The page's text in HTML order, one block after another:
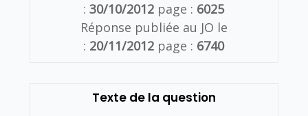
:30/10/2012 page : 6025
Réponse publiée au JO le
: 20/11/2012 page : 6740
Texte de la question